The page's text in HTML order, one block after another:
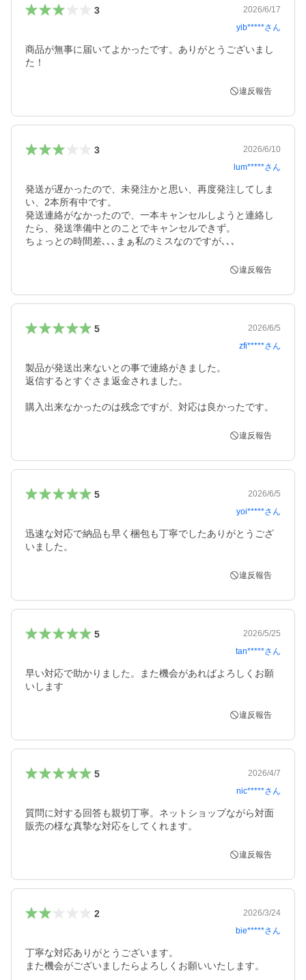
3
2026/6/17
yib*****さん
商品が無事に届いてよかったです。ありがとうございまし
た！
違反報告
3
2026/6/10
lum*****さん
発送が遅かったので、未発注かと思い、再度発注してしま
い、2本所有中です。
発送連絡がなかったので、一本キャンセルしようと連絡し
たら、発送準備中とのことでキャンセルできず。
ちょっとの時間差､､､まぁ私のミスなのですが､､､
違反報告
5
2026/6/5
zfi*****さん
製品が発送出来ないとの事で連絡がきました。
返信するとすぐさま返金されました。
購入出来なかったのは残念ですが、対応は良かったです。
違反報告
5
2026/6/5
yoi*****さん
迅速な対応で納品も早く梱包も丁寧でしたありがとうござ
いました。
違反報告
5
2026/5/25
tan*****さん
早い対応で助かりました。また機会があればよろしくお願
いします
違反報告
5
2026/4/7
nic*****さん
質問に対する回答も親切丁寧。ネットショップながら対面
販売の様な真摯な対応をしてくれます。
違反報告
2
2026/3/24
bie*****さん
丁寧な対応ありがとうございます。
また機会がございましたらよろしくお願いいたします。